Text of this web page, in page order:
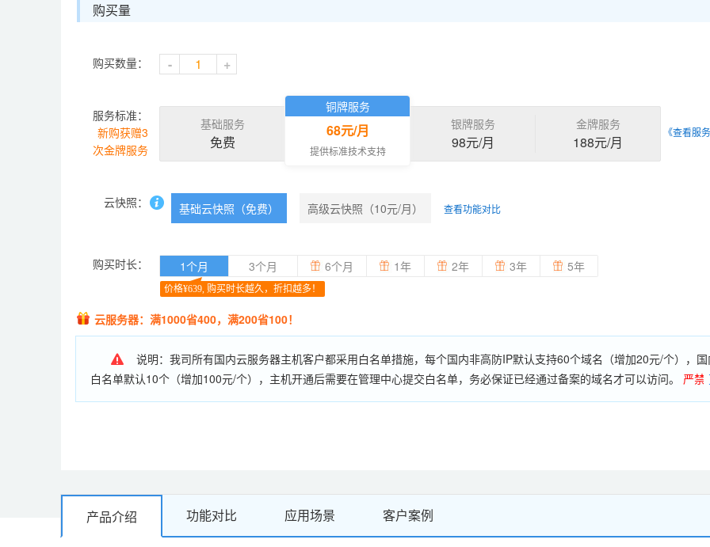
购买量
购买数量： - +
服务标准：
新购获赠3
次金牌服务
基础服务
免费
铜牌服务
68元/月
提供标准技术支持
银牌服务
98元/月
金牌服务
188元/月
《查看服
云快照： 基础云快照（免费） 高级云快照（10元/月） 查看功能对比
购买时长： 1个月
价格¥639, 购买时长越久，折扣越多！
3个月 6个月 1年 2年 3年 5年
云服务器：满1000省400，满200省100！
说明：我司所有国内云服务器主机客户都采用白名单措施，每个国内非高防IP默认支持60个域名（增加20元/个），
白名单默认10个（增加100元/个），主机开通后需要在管理中心提交白名单，务必保证已经通过备案的域名才可以访问。
严禁
博、色情、私服等违法应用，严禁利用服务器资源进行扫描肉机、翻墙破网、黑客攻击、VPN等非法应用。网站备案和违规信
业务过期但未续费的，备案将在30天内注销。
产品介绍 功能对比 应用场景 客户案例